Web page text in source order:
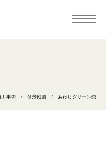
工事例 / 修景庭園 / あわじグリーン館